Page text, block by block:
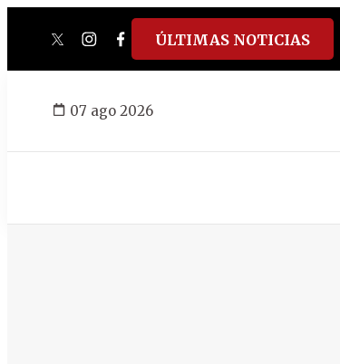
twitterinstagram
facebook
tiktokyoutube
spotify
ÚLTIMAS NOTICIAS
07 ago 2026